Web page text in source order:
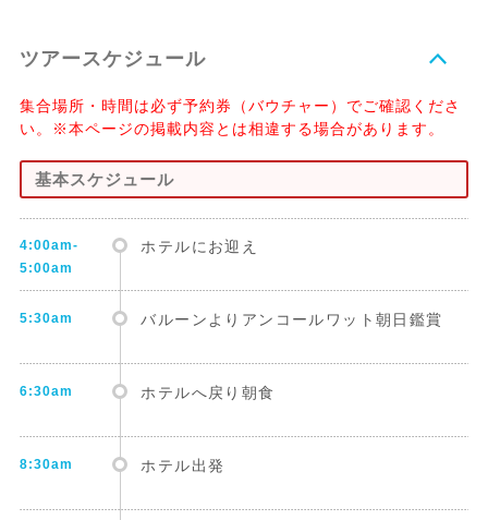
ツアースケジュール
集合場所・時間は必ず予約券（バウチャー）でご確認くださ
い。※本ページの掲載内容とは相違する場合があります。
基本スケジュール
4:00am-
5:00am
ホテルにお迎え
5:30am バルーンよりアンコールワット朝日鑑賞
6:30am ホテルへ戻り朝食
8:30am ホテル出発